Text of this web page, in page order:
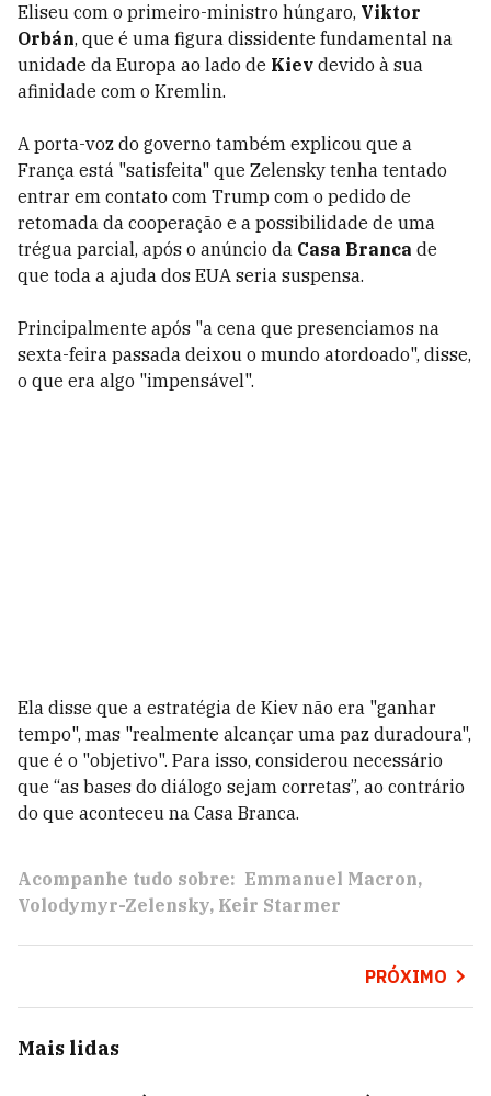
Eliseu com o primeiro-ministro húngaro, Viktor
Orbán, que é uma figura dissidente fundamental na
unidade da Europa ao lado de Kiev devido à sua
afinidade com o Kremlin.
A porta-voz do governo também explicou que a
França está "satisfeita" que Zelensky tenha tentado
entrar em contato com Trump com o pedido de
retomada da cooperação e a possibilidade de uma
trégua parcial, após o anúncio da Casa Branca de
que toda a ajuda dos EUA seria suspensa.
Principalmente após "a cena que presenciamos na
sexta-feira passada deixou o mundo atordoado", disse,
o que era algo "impensável".
Ela disse que a estratégia de Kiev não era "ganhar
tempo", mas "realmente alcançar uma paz duradoura",
que é o "objetivo". Para isso, considerou necessário
que “as bases do diálogo sejam corretas”, ao contrário
do que aconteceu na Casa Branca.
Acompanhe tudo sobre: Emmanuel Macron
Volodymyr-Zelensky Keir Starmer
PRÓXIMO
Mais lidas